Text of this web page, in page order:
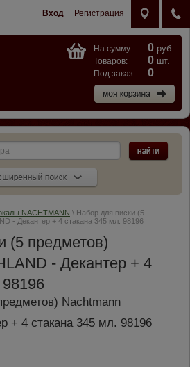
Вход Регистрация
На сумму: 0 руб.
Товаров: 0 шт.
Под заказ: 0
NACHTMANN \ Набор для виски (5
- Декантер + 4 стакана 345 мл. 98196
(5 предметов)
- Декантер + 4
Nachtmann
+ 4 стакана 345 мл. 98196